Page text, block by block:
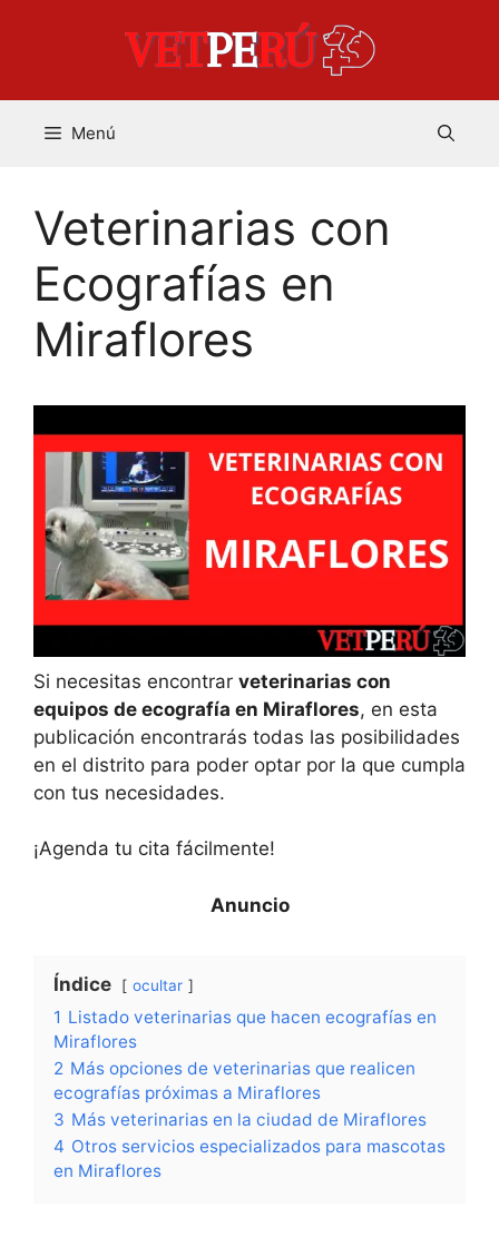
Menú
Veterinarias con
Ecografías en
Miraflores
Si necesitas encontrar veterinarias con
equipos de ecografía en Miraflores, en esta
publicación encontrarás todas las posibilidades
en el distrito para poder optar por la que cumpla
con tus necesidades.
¡Agenda tu cita fácilmente!
Índice ocultar
1 Listado veterinarias que hacen ecografías en
Miraflores
2 Más opciones de veterinarias que realicen
ecografías próximas a Miraflores
3 Más veterinarias en la ciudad de Miraflores
4 Otros servicios especializados para mascotas
en Miraflores